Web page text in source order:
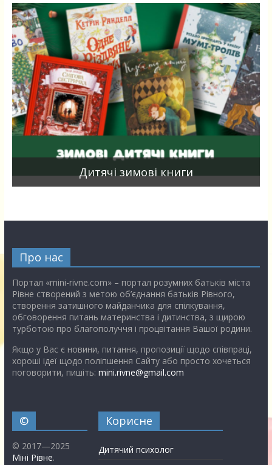
Дитячі зимові книги
Про нас
Портал «mini-rivne.com» – портал розумних батьків міста
Рівне створений з метою об’єднання батьків Рівного,
створення затишного майданчика для спілкування,
обговорення питань материнства і дитинства, з щирою
турботою про благополуччя і процвітання Вашої родини.
Якщо у Вас є новини, питання, пропозиції щодо співпраці,
хороші ідеї щодо поліпшення Сайту або просто хочеться
поговорити, пишіть: mini.rivne@gmail.com
©
© 2017—2025
Міні Рівне.
Корисне
Дитячий психолог